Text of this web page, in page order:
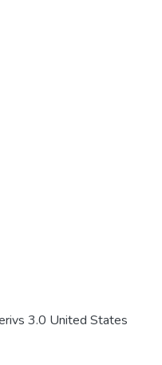
3.0 United States